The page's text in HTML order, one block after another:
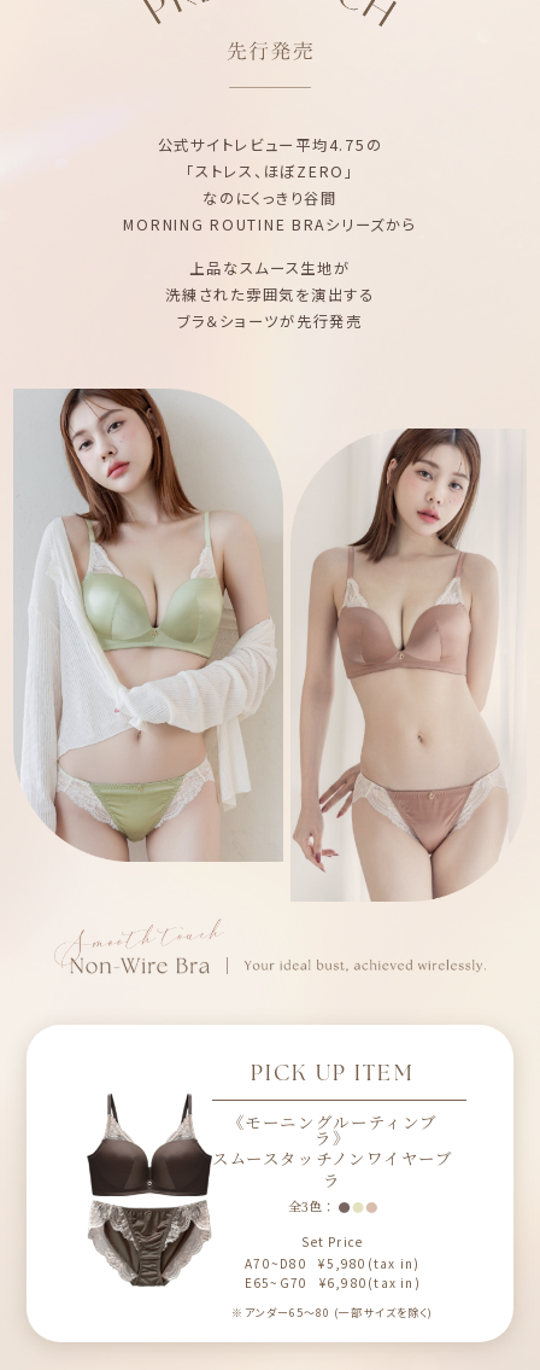
公式サイトレビュー平均4.75の
「ストレス、ほぼZERO」
なのにくっきり谷間
MORNING ROUTINE BRAシリーズから
上品なスムース生地が
洗練された雰囲気を演出する
ブラ＆ショーツが先行発売
PICK UP ITEM
《モーニングルーティンブ
ラ》
スムースタッチノンワイヤーブ
ラ
全3色：
Set Price
A70~D80 ¥5,980(tax in)
E65~G70 ¥6,980(tax in)
※アンダー65～80 (一部サイズを除く)